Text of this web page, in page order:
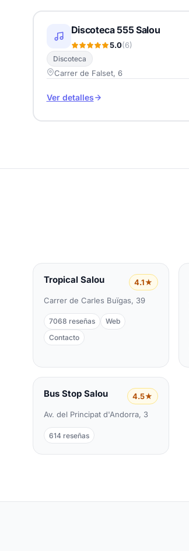
Discoteca 555 Salou
5.0(6)
Discoteca
Carrer de Falset, 6
Ver detalles
Tropical Salou
4.1★
Carrer de Carles Buïgas, 39
7068 reseñas
Web
Contacto
Bus Stop Salou
4.5★
Av. del Principat d'Andorra, 3
614 reseñas